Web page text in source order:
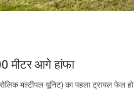
मीटर आगे हांफा
मल्टीपल यूनिट) का पहला ट्रायल फेल हो